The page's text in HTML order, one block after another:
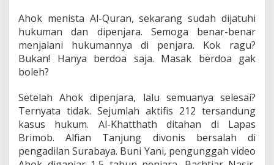
Ahok menista Al-Quran, sekarang sudah dijatuhi
hukuman dan dipenjara. Semoga benar-benar
menjalani hukumannya di penjara. Kok ragu?
Bukan! Hanya berdoa saja. Masak berdoa gak
boleh?
Setelah Ahok dipenjara, lalu semuanya selesai?
Ternyata tidak. Sejumlah aktifis 212 tersandung
kasus hukum. Al-Khatthath ditahan di Lapas
Brimob. Alfian Tanjung divonis bersalah di
pengadilan Surabaya. Buni Yani, pengunggah video